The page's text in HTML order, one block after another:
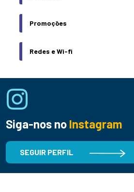
Promoções
Redes e Wi-fi
Siga-nos no Instagram
SEGUIR PERFIL